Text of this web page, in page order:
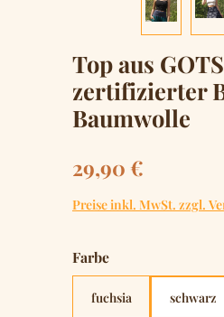
Top aus
zertifizierter
Baumwolle
Regulärer Preis:
29,90 €
Preise inkl. MwSt. zzgl.
Farbeauswählen
fuchsia schwarz